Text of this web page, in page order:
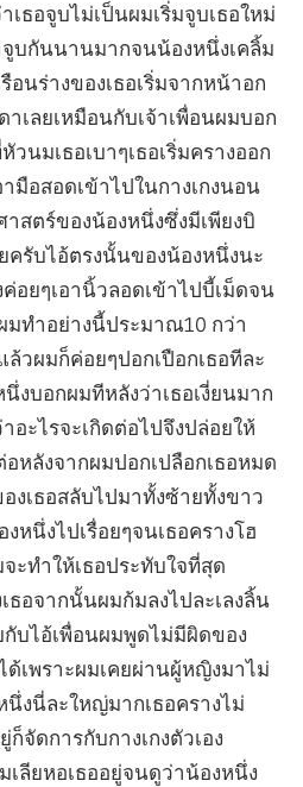
เธอจูบไม่เป็นผมเริ่มจูบเธอใหม่
จูบกันนานมากจนน้องหนึ่งเคลิ้ม
อนร่างของเธอเริ่มจากหน้าอก
เลยเหมือนกับเจ้าเพื่อนผมบอก
นมเธอเบาๆเธอเริ่มครางออก
มือสอดเข้าไปในกางเกงนอน
สตร์ของน้องหนึ่งซึ่งมีเพียงบิ
รับไอ้ตรงนั้นของน้องหนึ่งนะ
อยๆเอานิ้วลอดเข้าไปบี้เม็ดจน
มทำอย่างนี้ประมาณ10 กว่า
วผมก็ค่อยๆปอกเปือกเธอทีละ
บอกผมทีหลังว่าเธอเงี่ยนมาก
ะไรจะเกิดต่อไปจึงปล่อยให้
อหลังจากผมปอกเปลือกเธอหมด
งเธอสลับไปมาทั้งซ้ายทั้งขาว
หนึ่งไปเรื่อยๆจนเธอครางโฮ
ะทำให้เธอประทับใจที่สุด
ธอจากนั้นผมก้มลงไปละเลงลิ้น
บไอ้เพื่อนผมพูดไม่มีผิดของ
เพราะผมเคยผ่านผู้หญิงมาไม่
งนี่ละใหญ่มากเธอครางไม่
จัดการกับกางเกงตัวเอง
เลียหอเธออยู่จนดูว่าน้องหนึ่ง